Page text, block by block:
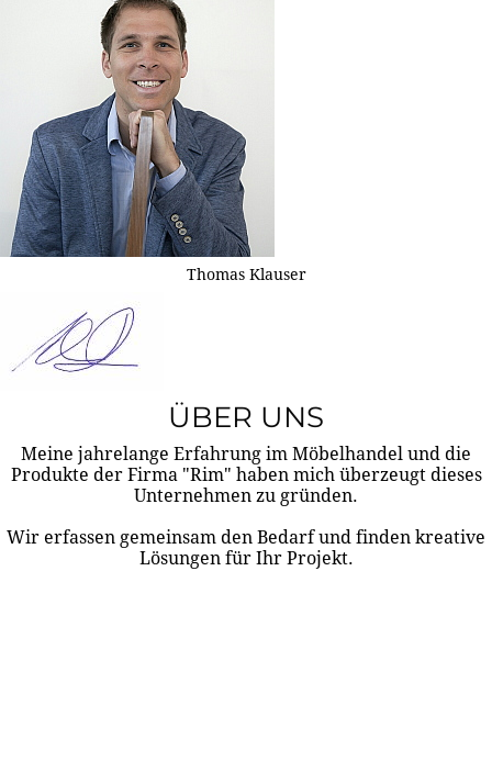
Thomas Klauser
ÜBER UNS
Meine jahrelange Erfahrung im Möbelhandel und die
Produkte der Firma "Rim" haben mich überzeugt dieses
Unternehmen zu gründen.
Wir erfassen gemeinsam den Bedarf und finden kreative
Lösungen für Ihr Projekt.